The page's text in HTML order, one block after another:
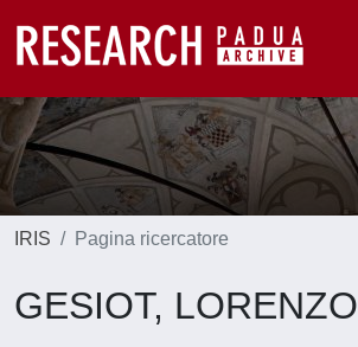
IRIS Pagina ricercatore
GESIOT, LORENZO